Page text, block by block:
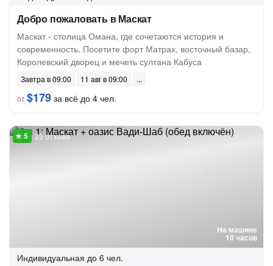
Добро пожаловать в Маскат
Маскат - столица Омана, где сочетаются история и
современность. Посетите форт Матрах, восточный базар,
Королевский дворец и мечеть султана Кабуса
Завтра в 09:00
11 авг в 09:00
от$179 за всё до 4 чел.
На машине
10 часов
23 отзыва
Индивидуальная до 6 чел.